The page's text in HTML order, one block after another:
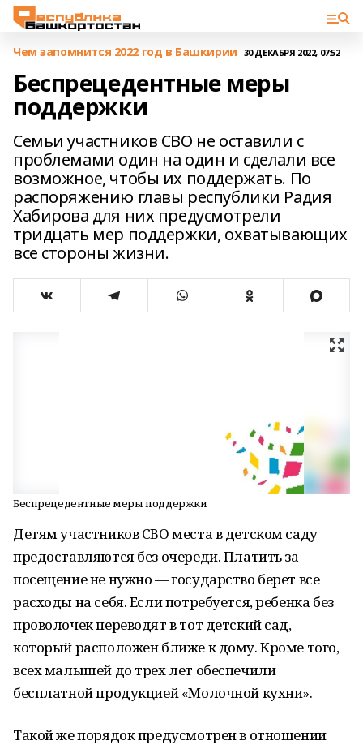
Чем запомнится 2022 год в Башкирии 30 ДЕКАБРЯ 2022, 07:52
Беспрецедентные меры
поддержки
Семьи участников СВО не оставили с
проблемами один на один и сделали все
возможное, чтобы их поддержать. По
распоряжению главы республики Радия
Хабирова для них предусмотрели
тридцать мер поддержки, охватывающих
все стороны жизни.
Беспрецедентные меры поддержки
Детям участников СВО места в детском саду
предоставляются без очереди. Платить за
посещение не нужно — государство берет все
расходы на себя. Если потребуется, ребенка без
проволочек переводят в тот детский сад,
который расположен ближе к дому. Кроме того,
всех малышей до трех лет обеспечили
бесплатной продукцией «Молочной кухни».
Такой же порядок предусмотрен в отношении